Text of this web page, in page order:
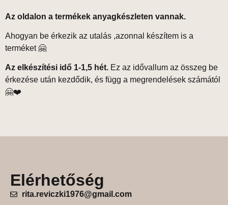
Az oldalon a termékek anyagkészleten vannak.
Ahogyan be érkezik az utalás ,azonnal készítem is a
terméket 🤗
Az elkészítési idő 1-1,5 hét. Ez az idővallum az összeg be
érkezése után kezdődik, és függ a megrendelések számától
🤗❤️
Elérhetőség
rita.reviczki1976@gmail.com